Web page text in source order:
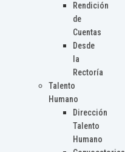
Rendición
de
Cuentas
Desde
la
Rectoría
Talento
Humano
Dirección
Talento
Humano